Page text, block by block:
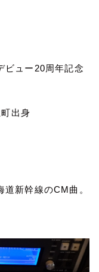
ビュー 20周年記念
出身
道新幹線のCM曲。